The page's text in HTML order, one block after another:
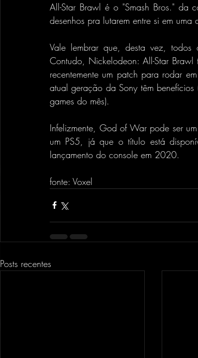
All-Star Brawl é o "Smash Bros." da
desenhos pra lutarem entre si em
Vale lembrar que, desta vez, todos
Contudo, Nickelodeon: All-Star
recentemente um patch para rodar
atual geração da Sony têm
games do mês).
Infelizmente, God of War pode ser
um PS5, já que o título está
lançamento do console em 2020.
fonte: Voxel
Posts recentes